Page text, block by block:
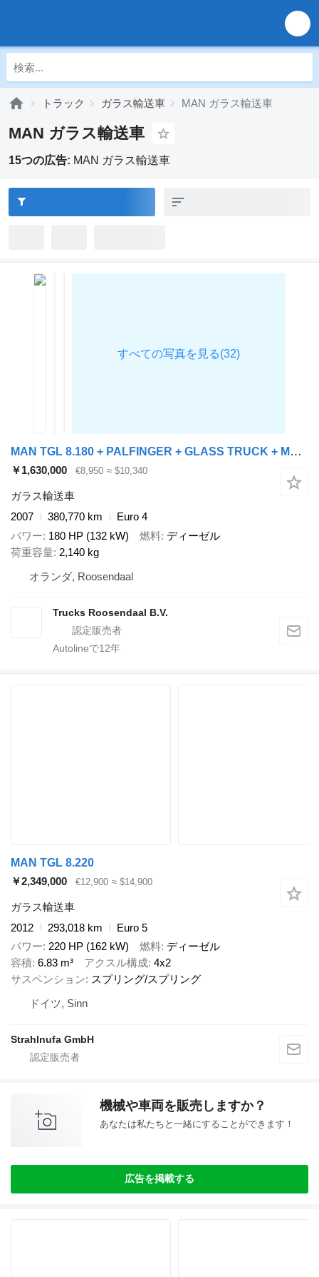
トラック ガラス輸送車 MAN ガラス輸送車
MAN ガラス輸送車
15つの広告: MAN ガラス輸送車
MAN TGL 8.180 + PALFINGER + GLASS TRUCK + MANUAL
￥1,630,000 €8,950 ≈ $10,340
ガラス輸送車
2007
380,770 km
Euro 4
パワー 180 HP (132 kW) 燃料 ディーゼル
荷重容量 2,140 kg
オランダ, Roosendaal
Trucks Roosendaal B.V.
Autolineで12年
MAN TGL 8.220
￥2,349,000
€12,900 ≈ $14,900
ガラス輸送車
2012
293,018 km
Euro 5
パワー 220 HP (162 kW) 燃料 ディーゼル
容積 6.83 m³ アクスル構成 4x2
サスペンション
スプリング/スプリング
ドイツ, Sinn
Strahlnufa GmbH
機械や車両を販売しますか？
あなたは私たちと一緒にすることができます！
広告を掲載する